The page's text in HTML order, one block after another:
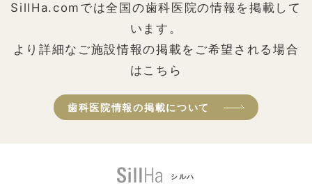
SillHa.comでは全国の歯科医院の情報を掲載して
います。
より詳細なご施設情報の掲載をご希望される場合
はこちら
歯科医院情報の掲載について
シルハ